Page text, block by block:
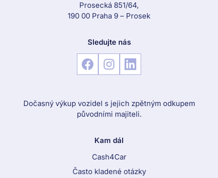
Prosecká 851/64,
190 00 Praha 9 – Prosek
Sledujte nás
Dočasný výkup vozidel s jejich zpětným odkupem
původními majiteli.
Kam dál
Cash4Car
Často kladené otázky